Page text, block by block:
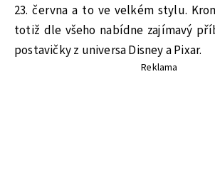
23. června a to ve velkém stylu.
totiž dle všeho nabídne zajímavý
postavičky z universa Disney a Pixar.
Reklama